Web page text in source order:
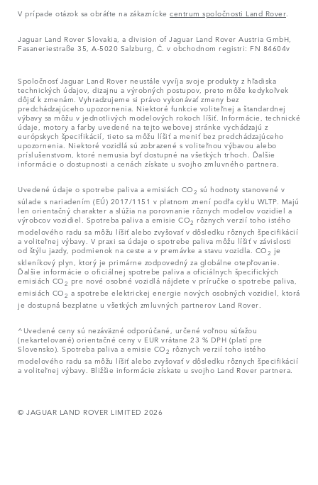
V prípade otázok sa obráťte na zákaznícke centrum spoločnosti Land Rover
Jaguar Land Rover Slovakia, a division of Jaguar Land Rover Austria GmbH,
Fasaneriestraße 35, A-5020 Salzburg, Č. v obchodnom registri: FN 84604v
Spoločnosť Jaguar Land Rover neustále vyvíja svoje produkty z hľadiska
technických údajov, dizajnu a výrobných postupov, preto môže kedykoľvek
dôjsť k zmenám. Vyhradzujeme si právo vykonávať zmeny bez
predchádzajúceho upozornenia. Niektoré funkcie voliteľnej a štandardnej
výbavy sa môžu v jednotlivých modelových rokoch líšiť. Informácie, technické
údaje, motory a farby uvedené na tejto webovej stránke vychádzajú z
európskych špecifikácií, tieto sa môžu líšiť a meniť bez predchádzajúceho
upozornenia. Niektoré vozidlá sú zobrazené s voliteľnou výbavou alebo
príslušenstvom, ktoré nemusia byť dostupné na všetkých trhoch. Ďalšie
informácie o dostupnosti a cenách získate u svojho zmluvného partnera.
Uvedené údaje o spotrebe paliva a emisiách CO2 sú hodnoty stanovené v
súlade s nariadením (EÚ) 2017/1151 v platnom znení podľa cyklu WLTP. Majú
len orientačný charakter a slúžia na porovnanie rôznych modelov vozidiel a
výrobcov vozidiel. Spotreba paliva a emisie CO2 rôznych verzií toho istého
modelového radu sa môžu líšiť alebo zvyšovať v dôsledku rôznych špecifikácií
a voliteľnej výbavy. V praxi sa údaje o spotrebe paliva môžu líšiť v závislosti
od štýlu jazdy, podmienok na ceste a v premávke a stavu vozidla. CO2 je
skleníkový plyn, ktorý je primárne zodpovedný za globálne otepľovanie.
Ďalšie informácie o oficiálnej spotrebe paliva a oficiálnych špecifických
emisiách CO2 pre nové osobné vozidlá nájdete v príručke o spotrebe paliva,
emisiách CO2 a spotrebe elektrickej energie nových osobných vozidiel, ktorá
je dostupná bezplatne u všetkých zmluvných partnerov Land Rover.
^Uvedené ceny sú nezáväzné odporúčané, určené voľnou súťažou
(nekartelované) orientačné ceny v EUR vrátane 23 % DPH (platí pre
Slovensko). Spotreba paliva a emisie CO2 rôznych verzií toho istého
modelového radu sa môžu líšiť alebo zvyšovať v dôsledku rôznych špecifikácií
a voliteľnej výbavy. Bližšie informácie získate u svojho Land Rover partnera.
© JAGUAR LAND ROVER LIMITED 2026